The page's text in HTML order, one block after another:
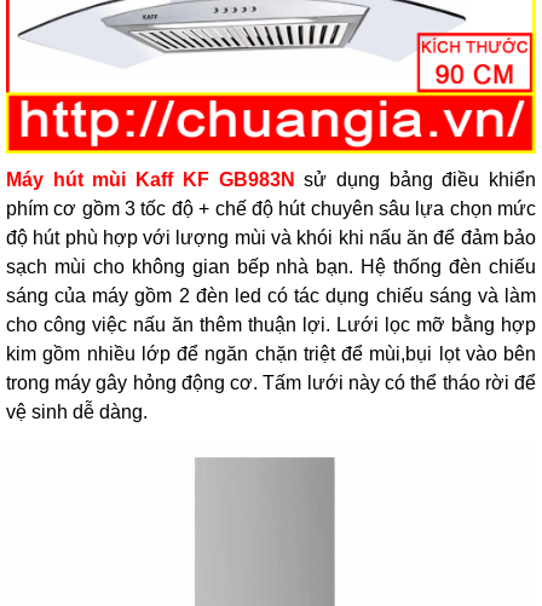
Máy hút mùi Kaff KF GB983N sử dụng bảng điều khiển
phím cơ gồm 3 tốc độ + chế độ hút chuyên sâu lựa chọn mức
độ hút phù hợp với lượng mùi và khói khi nấu ăn để đảm bảo
sạch mùi cho không gian bếp nhà bạn. Hệ thống đèn chiếu
sáng của máy gồm 2 đèn led có tác dụng chiếu sáng và làm
cho công việc nấu ăn thêm thuận lợi. Lưới lọc mỡ bằng hợp
kim gồm nhiều lớp để ngăn chặn triệt để mùi,bụi lọt vào bên
trong máy gây hỏng động cơ. Tấm lưới này có thể tháo rời để
vệ sinh dễ dàng.